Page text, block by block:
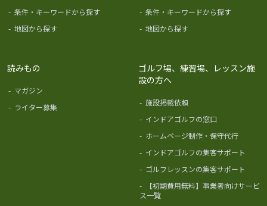
- 条件・キーワードから探す
- 地図から探す
- 条件・キーワードから探す
- 地図から探す
読みもの
- マガジン
- ライター募集
ゴルフ場、練習場、レッスン施
設の方へ
- 施設掲載依頼
- インドアゴルフの窓口
- ホームページ制作・保守代行
- インドアゴルフの集客サポート
- ゴルフレッスンの集客サポート
-
【初期費用無料】事業者向けサービ
ス一覧